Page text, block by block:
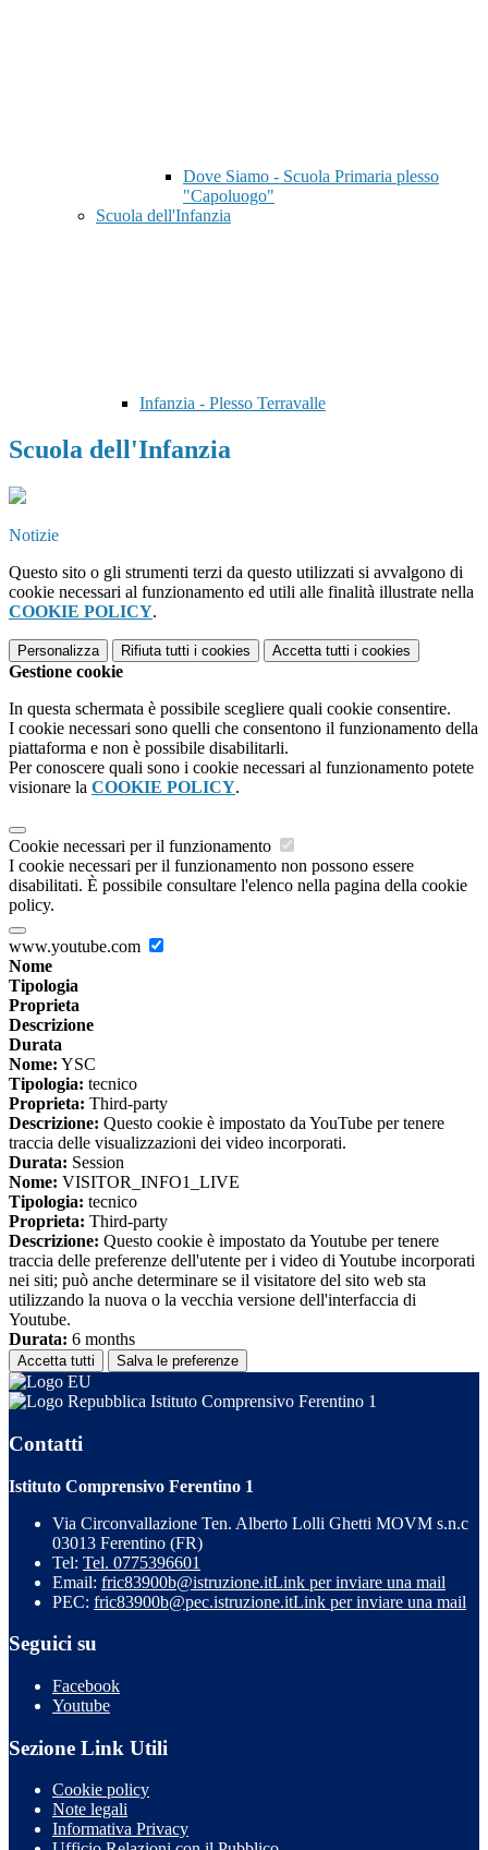
Dove Siamo - Scuola Primaria plesso
"Capoluogo"
Scuola dell'Infanzia
Infanzia - Plesso Terravalle
Scuola dell'Infanzia
Notizie
Questo sito o gli strumenti terzi da questo utilizzati si avvalgono di
cookie necessari al funzionamento ed utili alle finalità illustrate nella
COOKIE POLICY.
Personalizza Rifiuta tutti i cookies Accetta tutti i cookies
Gestione cookie
In questa schermata è possibile scegliere quali cookie consentire.
I cookie necessari sono quelli che consentono il funzionamento della
piattaforma e non è possibile disabilitarli.
Per conoscere quali sono i cookie necessari al funzionamento potete
visionare la COOKIE POLICY.
Cookie necessari per il funzionamento
I cookie necessari per il funzionamento non possono essere
disabilitati. È possibile consultare l'elenco nella pagina della cookie
policy.
www.youtube.com
Nome
Tipologia
Proprieta
Descrizione
Durata
Nome: YSC
Tipologia: tecnico
Proprieta: Third-party
Descrizione: Questo cookie è impostato da YouTube per tenere
traccia delle visualizzazioni dei video incorporati.
Durata: Session
Nome: VISITOR_INFO1_LIVE
Tipologia: tecnico
Proprieta: Third-party
Descrizione: Questo cookie è impostato da Youtube per tenere
traccia delle preferenze dell'utente per i video di Youtube incorporati
nei siti; può anche determinare se il visitatore del sito web sta
utilizzando la nuova o la vecchia versione dell'interfaccia di
Youtube.
Durata: 6 months
Accetta tutti Salva le preferenze
Istituto Comprensivo Ferentino 1
Contatti
Istituto Comprensivo Ferentino 1
Via Circonvallazione Ten. Alberto Lolli Ghetti MOVM s.n.c
03013 Ferentino (FR)
Tel: Tel. 0775396601
Email: fric83900b@istruzione.itLink per inviare una mail
PEC: fric83900b@pec.istruzione.itLink per inviare una mail
Seguici su
Facebook
Youtube
Sezione Link Utili
Cookie policy
Note legali
Informativa Privacy